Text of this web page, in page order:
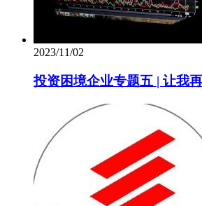
2023/11/02
投资困境企业专题五 | 让我